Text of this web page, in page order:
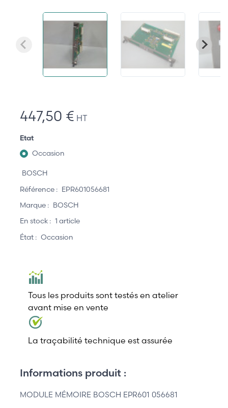
447,50 € HT
Etat
Occasion
BOSCH
Référence : EPR601056681
Marque : BOSCH
En stock : 1 article
État : Occasion
Tous les produits sont testés en atelier
avant mise en vente
La traçabilité technique est assurée
Informations produit :
MODULE MÉMOIRE BOSCH EPR601 056681